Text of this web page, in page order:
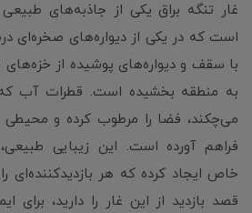
غار تنگه براق یکی از جاذبه‌های
است که در یکی از دیواره‌های صخره‌ای
با سقف و دیواره‌های پوشیده از خزه‌های
به منطقه بخشیده است. قطرات آب
می‌چکند، فضا را مرطوب کرده و
فراهم آورده است. این زیبایی
خاص ایجاد کرده که هر بازدیدکننده‌ای
قصد بازدید از این غار را دارید، برای